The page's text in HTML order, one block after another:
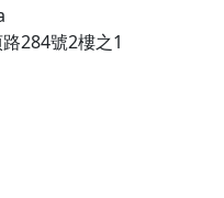
284號2樓之1